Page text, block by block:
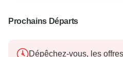
Prochains Départs
Dépêchez-vous, les